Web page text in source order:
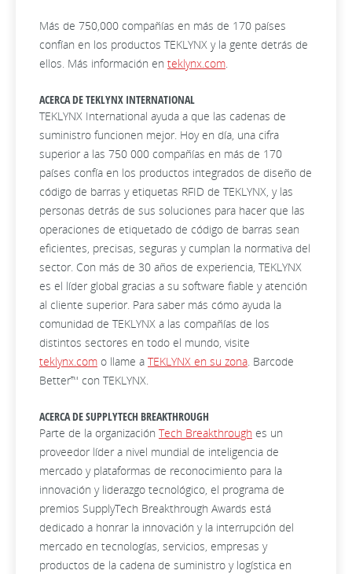
Más de 750,000 compañías en más de 170 países
confían en los productos TEKLYNX y la gente detrás de
ellos. Más información en teklynx.com.
ACERCA DE TEKLYNX INTERNATIONAL
TEKLYNX International ayuda a que las cadenas de
suministro funcionen mejor. Hoy en día, una cifra
superior a las 750 000 compañías en más de 170
países confía en los productos integrados de diseño de
código de barras y etiquetas RFID de TEKLYNX, y las
personas detrás de sus soluciones para hacer que las
operaciones de etiquetado de código de barras sean
eficientes, precisas, seguras y cumplan la normativa del
sector. Con más de 30 años de experiencia, TEKLYNX
es el líder global gracias a su software fiable y atención
al cliente superior. Para saber más cómo ayuda la
comunidad de TEKLYNX a las compañías de los
distintos sectores en todo el mundo, visite
teklynx.com o llame a TEKLYNX en su zona. Barcode
Better™ con TEKLYNX.
ACERCA DE SUPPLYTECH BREAKTHROUGH
Parte de la organización Tech Breakthrough es un
proveedor líder a nivel mundial de inteligencia de
mercado y plataformas de reconocimiento para la
innovación y liderazgo tecnológico, el programa de
premios SupplyTech Breakthrough Awards está
dedicado a honrar la innovación y la interrupción del
mercado en tecnologías, servicios, empresas y
productos de la cadena de suministro y logística en